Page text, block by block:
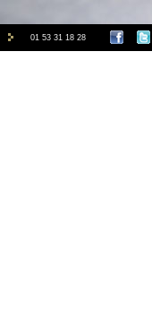
01 53 31 18 28